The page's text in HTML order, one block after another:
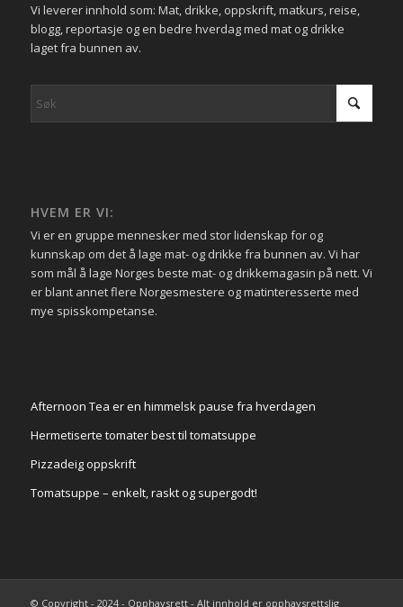
Vi leverer innhold som: Mat, drikke, oppskrift, matkurs, reise,
blogg, reportasje og en bedre hverdag med mat og drikke
laget fra bunnen av.
HVEM ER VI:
Vi er en gruppe mennesker med stor lidenskap for og
kunnskap om det å lage mat- og drikke fra bunnen av. Vi har
som mål å lage Norges beste mat- og drikkemagasin på nett. Vi
er blant annet flere Norgesmestere og matinteresserte med
mye spisskompetanse.
Afternoon Tea er en himmelsk pause fra hverdagen
Hermetiserte tomater best til tomatsuppe
Pizzadeig oppskrift
Tomatsuppe – enkelt, raskt og supergodt!
© Copyright - 2024 - Opphavsrett - Alt innhold er opphavsrettslig